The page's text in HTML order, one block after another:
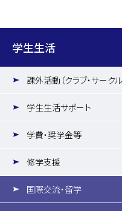
学生生活
課外活動（クラブ・サークル
学生生活サポート
学費・奨学金等
修学支援
国際交流・留学